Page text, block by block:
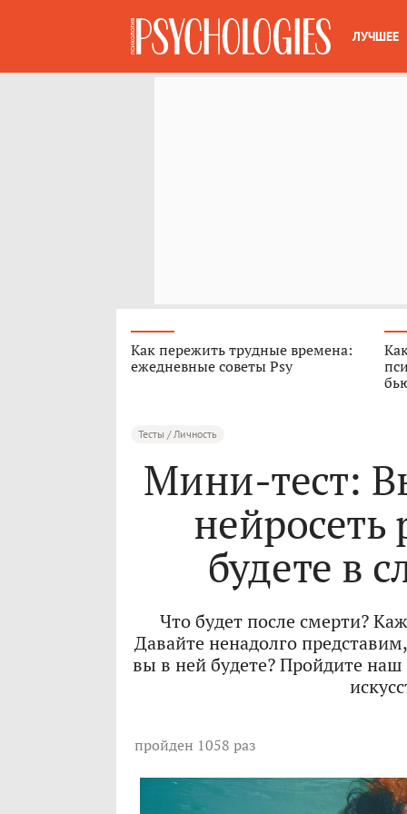
ЛУЧШЕЕ
Как пережить трудные времена:
ежедневные советы Psy
Тесты / Личность
Мини-тест:
нейросеть
будете в
Что будет после смерти?
Давайте ненадолго
вы в ней будете? Пройдите
пройден 1058 раз